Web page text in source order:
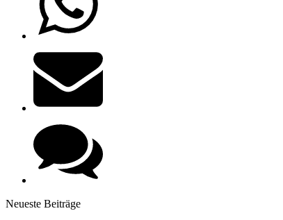
Neueste Beiträge